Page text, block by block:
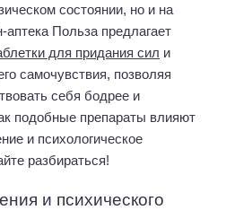
состоянии, но и на
аптека Польза предлагает
для придания сил и
самочувствия, позволяя
себя бодрее и
подобные препараты влияют
и психологическое
разбираться!
и психического